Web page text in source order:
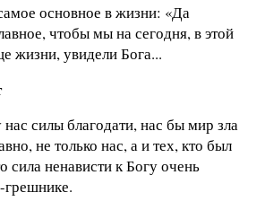
основное в жизни: «Да
чтобы мы на сегодня, в этой
жизни, увидели Бога...
силы благодати, нас бы мир зла
не только нас, а и тех, кто был
сила ненависти к Богу очень
грешнике.